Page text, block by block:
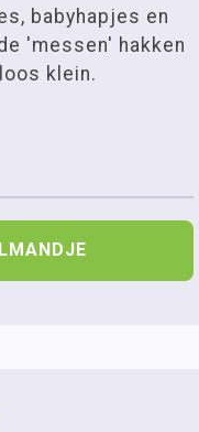
babyhapjes en
'messen' hakken
klein.